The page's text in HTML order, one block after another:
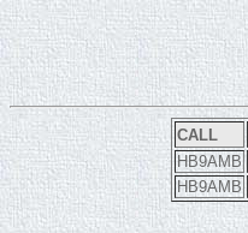
CALL
HB9AMB
HB9AMB